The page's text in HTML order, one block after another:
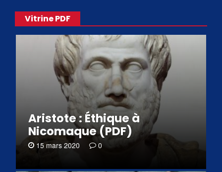
Vitrine PDF
Aristote : Éthique à
Nicomaque (PDF)
15 mars 2020 0